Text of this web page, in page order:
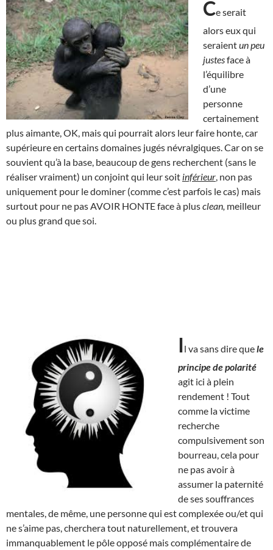
Ce serait
alors eux qui
seraientun peu
justesface à
l’équilibre
d’une
personne
certainement
plus aimante, OK, mais qui pourrait alors leur faire honte, car
supérieure en certains domaines jugés névralgiques. Car on se
souvient qu’à la base, beaucoup de gens recherchent (sans le
réaliser vraiment) un conjoint qui leur soit inférieur , non pas
uniquement pour le dominer (comme c’est parfois le cas) mais
surtout pour ne pas AVOIR HONTE face à plusclean, meilleur
ou plus grand que soi.
Il va sans dire quele
principe de polarité
agit ici à plein
rendement ! Tout
comme la victime
recherche
compulsivement son
bourreau, cela pour
ne pas avoir à
assumer la paternité
de ses souffrances
mentales, de même, une personne qui est complexée ou/et qui
ne s’aime pas, cherchera tout naturellement, et trouvera
immanquablement le pôle opposé mais complémentaire de